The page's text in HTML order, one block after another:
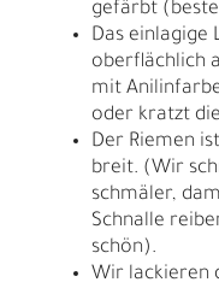
gefärbt
Das einlagige
oberflächlich
mit
oder kratzt
Der Riemen
breit. (Wir
schmäler,
Schnalle
schön).
Wir lackieren